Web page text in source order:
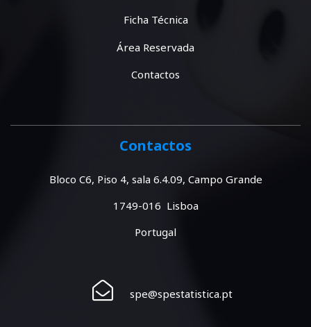
Ficha Técnica
Área Reservada
Contactos
Contactos
Bloco C6, Piso 4, sala 6.4.09, Campo Grande
1749-016 Lisboa
Portugal
spe@spestatistica.pt